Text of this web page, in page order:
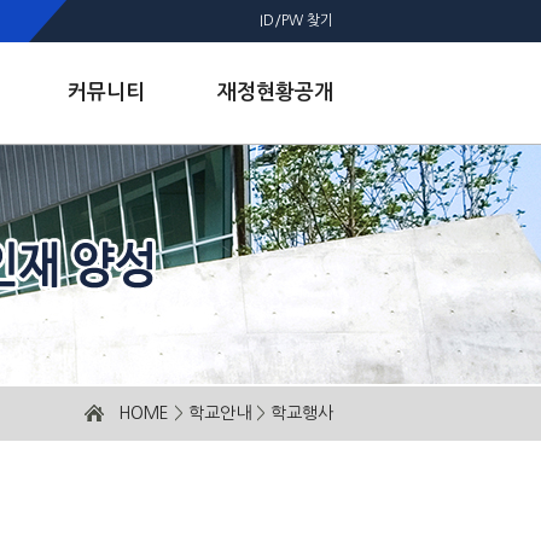
ID/PW 찾기
커뮤니티 재정현황공개
HOME > 학교안내 > 학교행사